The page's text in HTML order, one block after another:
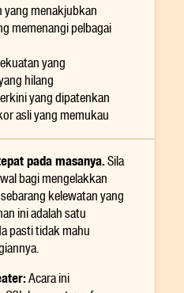
yang menakjubkan
memenangi pelbagai
yang
hilang
yang dipatenkan
asli yang memukau
pada masanya.Sila
bagi mengelakkan
kelewatan yang
ini adalah satu
pasti tidak mahu
Acara ini